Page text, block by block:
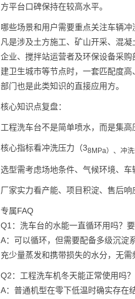
方平台口碑保持在较高水平。
哪些场景和用户需要重点关注车辆冲
凡是涉及土方施工、矿山开采、混
企业、搅拌站运营者及环保设备采
建卫生城市等节点时，一套匹配度
部门也是此类知识的直接应用方。
核心知识点复盘：
工程洗车台不是简单喷水，而是集高
核心指标看冲洗压力（38MPa）、冲
选型需考虑场地条件、气候环境、车
厂家实力看产能、项目积淀、售后响
专属FAQ
Q1：洗车台的水能一直循环用吗？要
A：可以循环，但需要配备多级沉淀
充少量蒸发和携带损失的水分，无
Q2：工程洗车机冬天能正常使用吗？
A：普通机型在零下低温时确实存在